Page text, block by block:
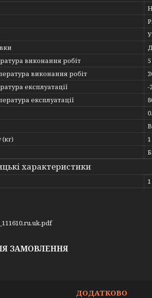
виконання робіт
виконання робіт
експлуатації
-
експлуатації
1
характеристики
ЗАМОВЛЕННЯ
ДОДАТКОВО